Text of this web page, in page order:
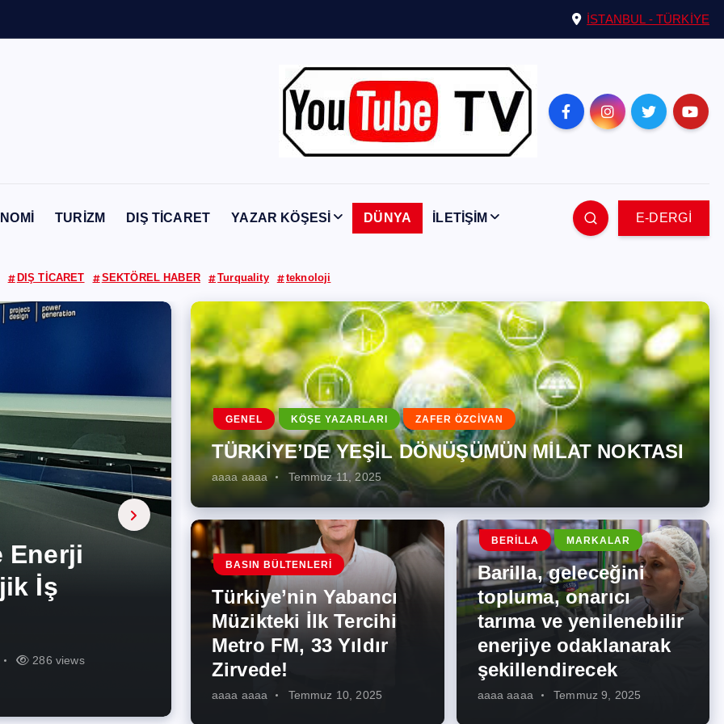
İSTANBUL - TÜRKİYE
TURİZM DIŞ TİCARET YAZAR KÖŞESİ DÜNYA İLETİŞİM E-DERGİ
DIŞ TİCARET SEKTÖREL HABER Turquality teknoloji
343 views
İlk
272 views
274 views
Enerji
İş
286 views
Kısa
226 views
Artması
261 views
GENEL KÖŞE YAZARLARI ZAFER ÖZCİVAN
TÜRKİYE’DE YEŞİL DÖNÜŞÜMÜN MİLAT NOKTASI
aaaa aaaa Temmuz 11, 2025
BASIN BÜLTENLERI
Türkiye’nin Yabancı
Müzikteki İlk Tercihi
Metro FM, 33 Yıldır
Zirvede!
aaaa aaaa Temmuz 10, 2025
BERILLA MARKALAR
Barilla, geleceğini
topluma, onarıcı
tarıma ve yenilenebilir
enerjiye odaklanarak
şekillendirecek
aaaa aaaa Temmuz 9, 2025